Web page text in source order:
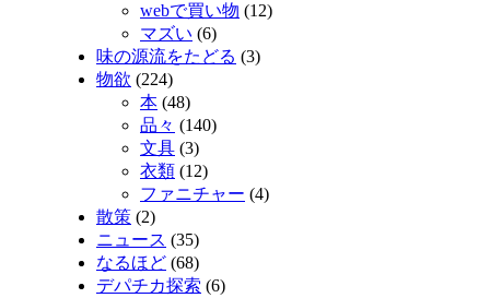
webで買い物 (12)
マズい (6)
味の源流をたどる (3)
物欲 (224)
本 (48)
品々 (140)
文具 (3)
衣類 (12)
ファニチャー (4)
散策 (2)
ニュース (35)
なるほど (68)
デパチカ探索 (6)